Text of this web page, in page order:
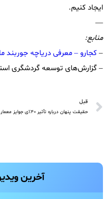
آخرین
ایجاد کنیم.
—
منابع:
–کجارو – معرفی دریاچه جوربند
– گزارش‌های توسعه گردشگری
قبل
حقیقت پنهان